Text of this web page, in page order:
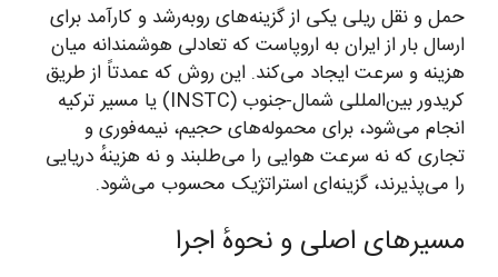
حمل و نقل ریلی یکی از گزینه‌های روبه‌رشد و کارآمد برای
ارسال بار از ایران به اروپاست که تعادلی هوشمندانه میان
هزینه و سرعت ایجاد می‌کند. این روش که عمدتاً از طریق
کریدور بین‌المللی شمال-جنوب (INSTC) یا مسیر ترکیه
انجام می‌شود، برای محموله‌های حجیم، نیمه‌فوری و
تجاری که نه سرعت هوایی را می‌طلبند و نه هزینهٔ دریایی
را می‌پذیرند، گزینه‌ای استراتژیک محسوب می‌شود.
مسیرهای اصلی و نحوهٔ اجرا